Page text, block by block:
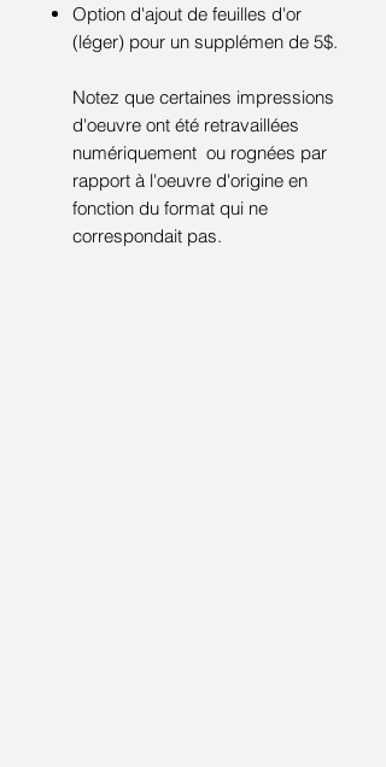
Option d'ajout de feuilles d'or
(léger) pour un supplémen de 5$.
Notez que certaines impressions
d'oeuvre ont été retravaillées
numériquement ou rognées par
rapport à l'oeuvre d'origine en
fonction du format qui ne
correspondait pas.